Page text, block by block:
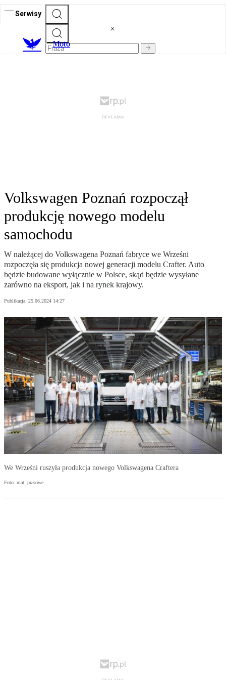
Serwisy
Moto
Volkswagen Poznań rozpoczął
produkcję nowego modelu
samochodu
W należącej do Volkswagena Poznań fabryce we Wrześni
rozpoczęła się produkcja nowej generacji modelu Crafter. Auto
będzie budowane wyłącznie w Polsce, skąd będzie wysyłane
zarówno na eksport, jak i na rynek krajowy.
Publikacja: 25.06.2024 14:27
We Wrześni ruszyła produkcja nowego Volkswagena Craftera
Foto: mat. prasowe